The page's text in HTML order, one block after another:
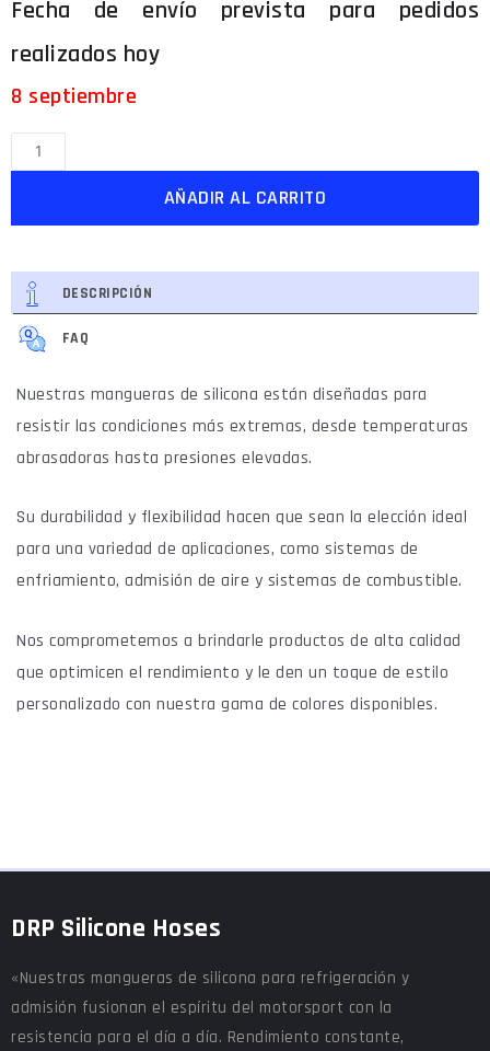
8 septiembre
AÑADIR AL CARRITO
DESCRIPCIÓN
FAQ
Nuestras mangueras de silicona están diseñadas para
resistir las condiciones más extremas, desde temperaturas
abrasadoras hasta presiones elevadas.
Su durabilidad y flexibilidad hacen que sean la elección ideal
para una variedad de aplicaciones, como sistemas de
enfriamiento, admisión de aire y sistemas de combustible.
Nos comprometemos a brindarle productos de alta calidad
que optimicen el rendimiento y le den un toque de estilo
personalizado con nuestra gama de colores disponibles.
DRP Silicone Hoses
«Nuestras mangueras de silicona para refrigeración y
admisión fusionan el espíritu del motorsport con la
resistencia para el día a día. Rendimiento constante,